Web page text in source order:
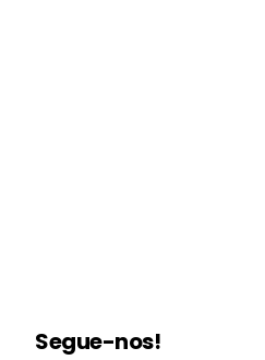
Segue-nos!